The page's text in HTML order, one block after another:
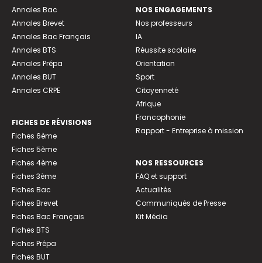
Annales Bac
Annales Brevet
Annales Bac Français
Annales BTS
Annales Prépa
Annales BUT
Annales CRPE
FICHES DE RÉVISIONS
Fiches 6ème
Fiches 5ème
Fiches 4ème
Fiches 3ème
Fiches Bac
Fiches Brevet
Fiches Bac Français
Fiches BTS
Fiches Prépa
Fiches BUT
NOS ENGAGEMENTS
Nos professeurs
IA
Réussite scolaire
Orientation
Sport
Citoyenneté
Afrique
Francophonie
Rapport - Entreprise à mission
NOS RESSOURCES
FAQ et support
Actualités
Communiqués de Presse
Kit Média